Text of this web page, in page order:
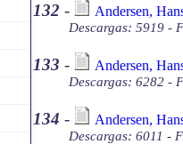
132 - Andersen,
Descargas: 5919 -
133 - Andersen,
Descargas: 6282 -
134 - Andersen,
Descargas: 6011 -